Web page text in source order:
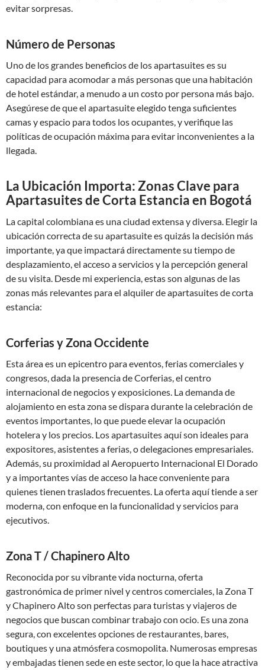
evitar sorpresas.
Número de Personas
Uno de los grandes beneficios de los apartasuites es su
capacidad para acomodar a más personas que una habitación
de hotel estándar, a menudo a un costo por persona más bajo.
Asegúrese de que el apartasuite elegido tenga suficientes
camas y espacio para todos los ocupantes, y verifique las
políticas de ocupación máxima para evitar inconvenientes a la
llegada.
La Ubicación Importa: Zonas Clave para
Apartasuites de Corta Estancia en Bogotá
La capital colombiana es una ciudad extensa y diversa. Elegir la
ubicación correcta de su apartasuite es quizás la decisión más
importante, ya que impactará directamente su tiempo de
desplazamiento, el acceso a servicios y la percepción general
de su visita. Desde mi experiencia, estas son algunas de las
zonas más relevantes para el alquiler de apartasuites de corta
estancia:
Corferias y Zona Occidente
Esta área es un epicentro para eventos, ferias comerciales y
congresos, dada la presencia de Corferias, el centro
internacional de negocios y exposiciones. La demanda de
alojamiento en esta zona se dispara durante la celebración de
eventos importantes, lo que puede elevar la ocupación
hotelera y los precios. Los apartasuites aquí son ideales para
expositores, asistentes a ferias, o delegaciones empresariales.
Además, su proximidad al Aeropuerto Internacional El Dorado
y a importantes vías de acceso la hace conveniente para
quienes tienen traslados frecuentes. La oferta aquí tiende a ser
moderna, con enfoque en la funcionalidad y servicios para
ejecutivos.
Zona T / Chapinero Alto
Reconocida por su vibrante vida nocturna, oferta
gastronómica de primer nivel y centros comerciales, la Zona T
y Chapinero Alto son perfectas para turistas y viajeros de
negocios que buscan combinar trabajo con ocio. Es una zona
segura, con excelentes opciones de restaurantes, bares,
boutiques y una atmósfera cosmopolita. Numerosas empresas
y embajadas tienen sede en este sector, lo que la hace atractiva